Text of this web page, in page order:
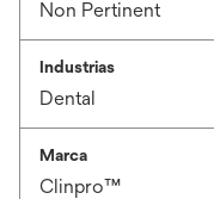
Non Pertinent
Industrias
Dental
Marca
Clinpro™